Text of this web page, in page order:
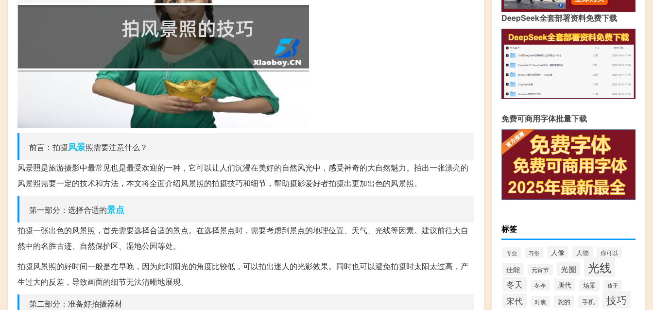
前言：拍摄风景照需要注意什么？
风景照是旅游摄影中最常见也是最受欢迎的一种，它可以让人们沉浸在美好的自然风光中，感受神奇的大自然魅力。拍出一张漂亮的
风景照需要一定的技术和方法，本文将全面介绍风景照的拍摄技巧和细节，帮助摄影爱好者拍摄出更加出色的风景照。
第一部分：选择合适的景点
拍摄一张出色的风景照，首先需要选择合适的景点。在选择景点时，需要考虑到景点的地理位置、天气、光线等因素。建议前往大自
然中的名胜古迹、自然保护区、湿地公园等处。
拍摄风景照的好时间一般是在早晚，因为此时阳光的角度比较低，可以拍出迷人的光影效果。同时也可以避免拍摄时太阳太过高，产
生过大的反差，导致画面的细节无法清晰地展现。
第二部分：准备好拍摄器材
DeepSeek全套部署资料免费下载
免费可商用字体批量下载
标签
专业 习俗 人像 人物 你可以
佳能 元宵节 光圈 光线
冬天 冬季 唐代 场景 孩子
宋代 对焦 您的 手机 技巧